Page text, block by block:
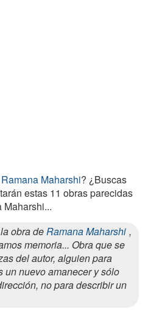
Maharshi? ¿Buscas
estas 11 obras parecidas
obra deRamana Maharshi ,
memoria... Obra que se
del autor, alguien para
un nuevo amanecer y sólo
no para describir un